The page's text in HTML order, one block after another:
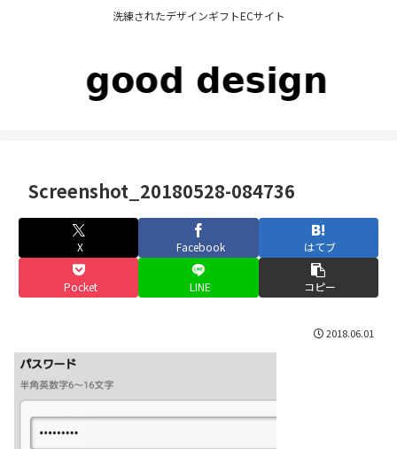
洗練されたデザインギフトECサイト
Screenshot_20180528-084736
X Facebook はてブ
Pocket LINE コピー
2018.06.01